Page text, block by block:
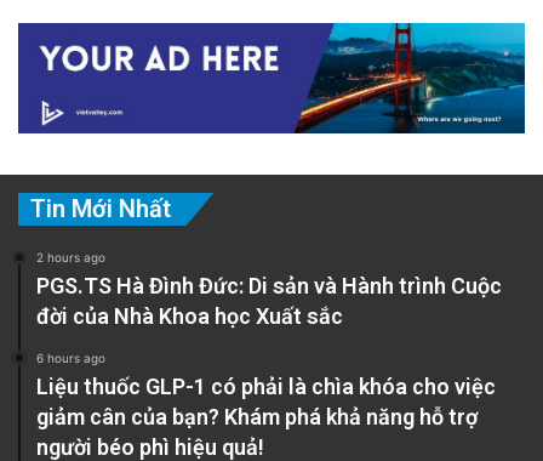
Tin Mới Nhất
2 hours ago
PGS.TS Hà Đình Đức: Di sản và Hành trình Cuộc
đời của Nhà Khoa học Xuất sắc
6 hours ago
Liệu thuốc GLP-1 có phải là chìa khóa cho việc
giảm cân của bạn? Khám phá khả năng hỗ trợ
người béo phì hiệu quả!